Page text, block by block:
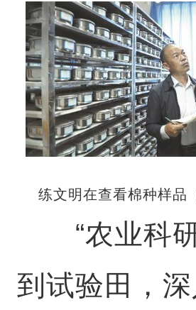
练文明在查看棉种样品
“农业科研
到试验田，